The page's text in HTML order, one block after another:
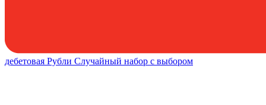
дебетовая Рубли Случайный набор с выбором